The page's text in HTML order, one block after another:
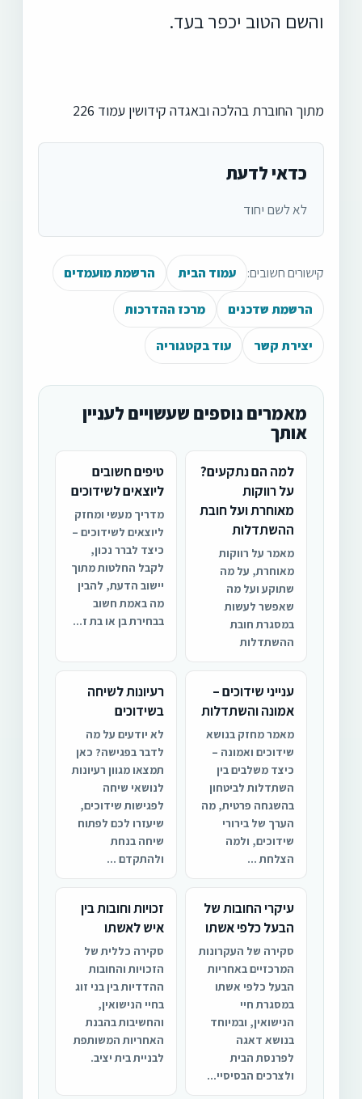
והשם הטוב יכפר בעד.
מתוך החוברת בהלכה ובאגדה קידושין עמוד 226
כדאי לדעת
לא לשם יחוד
קישורים חשובים: עמוד הבית הרשמת מועמדים
הרשמת שדכנים מרכז ההדרכות
יצירת קשר עוד בקטגוריה
מאמרים נוספים שעשויים לעניין
אותך
למה הם נתקעים?
על רווקות
מאוחרת ועל חובת
ההשתדלות
מאמר על רווקות
מאוחרת, על מה
שתוקע ועל מה
שאפשר לעשות
במסגרת חובת
ההשתדלות
טיפים חשובים
ליוצאים לשידוכים
מדריך מעשי ומחזק
ליוצאים לשידוכים –
כיצד לברר נכון,
לקבל החלטות מתוך
יישוב הדעת, להבין
מה באמת חשוב
בבחירת בן או בת ז...
ענייני שידוכים –
אמונה והשתדלות
מאמר מחזק בנושא
שידוכים ואמונה –
כיצד משלבים בין
השתדלות לביטחון
בהשגחה פרטית, מה
הערך של בירורי
שידוכים, ולמה
הצלחת ...
רעיונות לשיחה
בשידוכים
לא יודעים על מה
לדבר בפגישה? כאן
תמצאו מגוון רעיונות
לנושאי שיחה
לפגישות שידוכים,
שיעזרו לכם לפתוח
שיחה בנחת
ולהתקדם ...
עיקרי החובות של
הבעל כלפי אשתו
סקירה של העקרונות
המרכזיים באחריות
הבעל כלפי אשתו
במסגרת חיי
הנישואין, ובמיוחד
בנושא דאגה
לפרנסת הבית
ולצרכים הבסיסיי...
זכויות וחובות בין
איש לאשתו
סקירה כללית של
הזכויות והחובות
ההדדיות בין בני זוג
בחיי הנישואין,
והחשיבות בהבנת
האחריות המשותפת
לבניית בית יציב.